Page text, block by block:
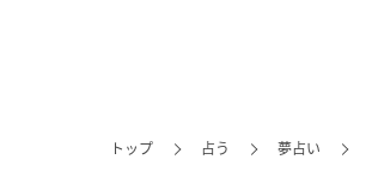
トップ 占う 夢占い